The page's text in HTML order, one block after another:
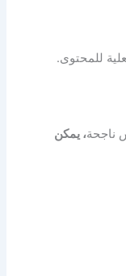
للمحتوى.
، يمكن